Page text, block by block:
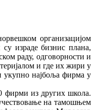
организацијом
израде бизнис плана,
раду, одговорности и
и где их жири у
укупно најбоља фирма у
фирми из других школа.
на тамошњем